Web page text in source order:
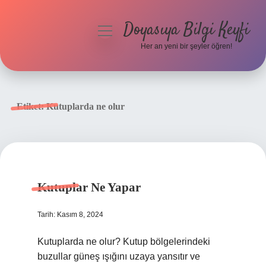
menüyüDoyasıya Bilgi Keyfi
Her an yeni bir şeyler öğren!
Etiket:Kutuplarda ne olur
Kutuplar Ne Yapar
Tarih: Kasım 8, 2024
Kutuplarda ne olur? Kutup bölgelerindeki
buzullar güneş ışığını uzaya yansıtır ve